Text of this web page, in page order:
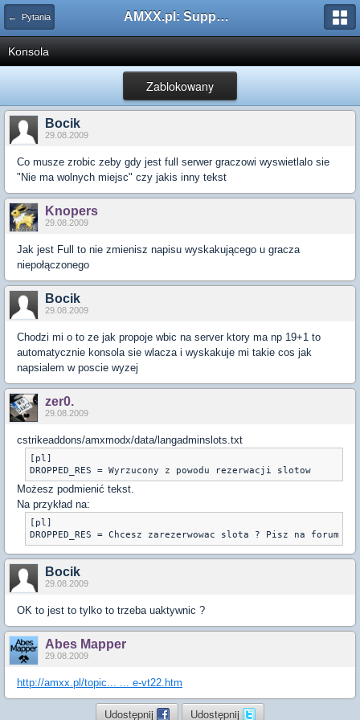
← Pytania AMXX.pl: Support AMX Mod X i SourceMod
Konsola
Zablokowany
Bocik
29.08.2009
Co musze zrobic zeby gdy jest full serwer graczowi wyswietlalo sie
"Nie ma wolnych miejsc" czy jakis inny tekst
Knopers
29.08.2009
Jak jest Full to nie zmienisz napisu wyskakującego u gracza
niepołączonego
Bocik
29.08.2009
Chodzi mi o to ze jak propoje wbic na server ktory ma np 19+1 to
automatycznie konsola sie wlacza i wyskakuje mi takie cos jak
napsialem w poscie wyzej
zer0.
29.08.2009
cstrikeaddons/amxmodx/data/langadminslots.txt
[pl]
DROPPED_RES = Wyrzucony z powodu rezerwacji slotow
Możesz podmienić tekst.
Na przykład na:
[pl]
DROPPED_RES = Chcesz zarezerwowac slota ? Pisz na forum
Bocik
29.08.2009
OK to jest to tylko to trzeba uaktywnic ?
Abes Mapper
29.08.2009
http://amxx.pl/topic... ... e-vt22.htm
Udostępnij Udostępnij